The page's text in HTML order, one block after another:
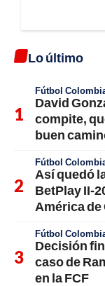
Lo último
Fútbol
David
compite,
buen
Fútbol
Así quedó
BetPlay II-
América de
Fútbol
Decisión
caso de
en la FCF